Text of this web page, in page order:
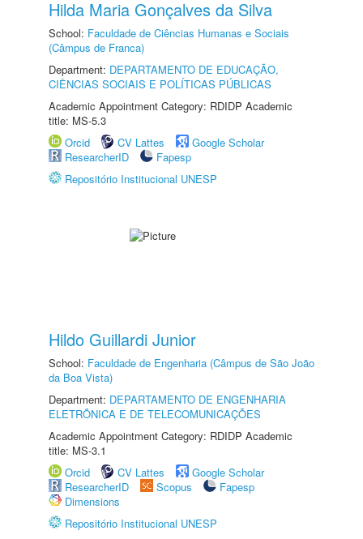
Hilda Maria Gonçalves da Silva
School: Faculdade de Ciências Humanas e Sociais
(Câmpus de Franca)
Department: DEPARTAMENTO DE EDUCAÇÃO,
CIÊNCIAS SOCIAIS E POLÍTICAS PÚBLICAS
Academic Appointment Category: RDIDP Academic
title: MS-5.3
Orcid
CV Lattes
Google Scholar
ResearcherID
Fapesp
Repositório Institucional UNESP
Hildo Guillardi Junior
School: Faculdade de Engenharia (Câmpus de São João
da Boa Vista)
Department: DEPARTAMENTO DE ENGENHARIA
ELETRÔNICA E DE TELECOMUNICAÇÕES
Academic Appointment Category: RDIDP Academic
title: MS-3.1
Orcid
CV Lattes
Google Scholar
ResearcherID
Scopus
Fapesp
Dimensions
Repositório Institucional UNESP